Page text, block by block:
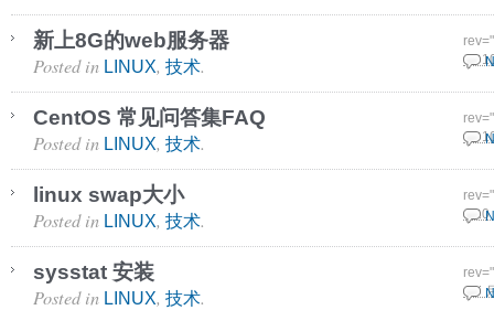
新上8G的web服务器
17
Posted in LINUX, 技术.
CentOS 常见问答集FAQ
17
Posted in LINUX, 技术.
linux swap大小
8 10
Posted in LINUX, 技术.
sysstat 安装
9 7
Posted in LINUX, 技术.